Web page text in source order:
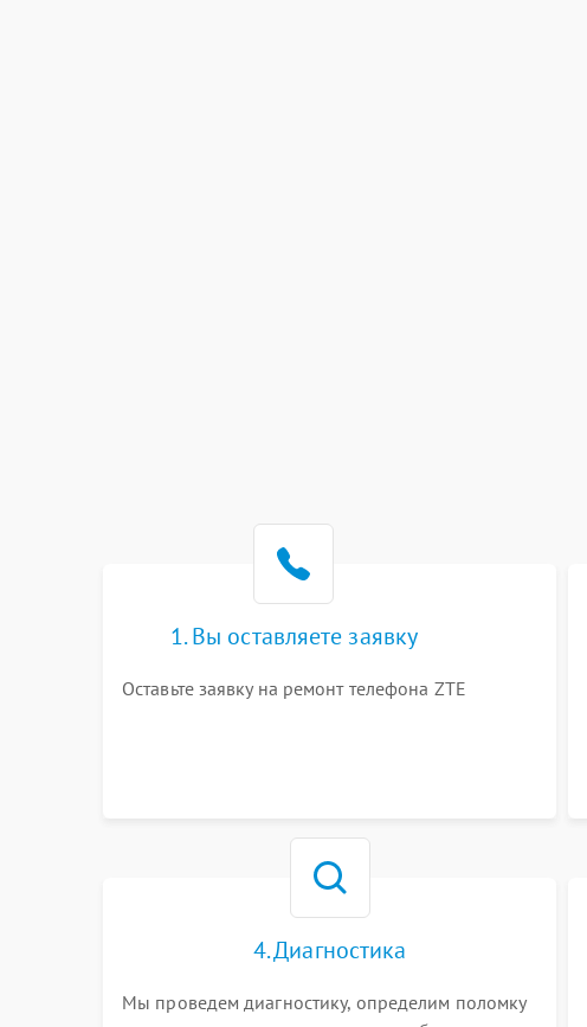
1. Вы оставляете заявку
Оставьте заявку на ремонт телефона ZTE
4. Диагностика
Мы проведем диагностику, определим поломку